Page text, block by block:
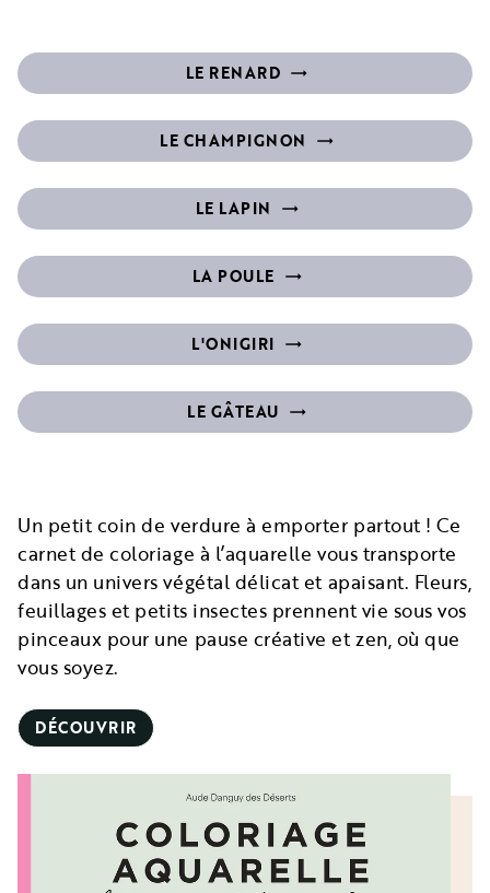
LE RENARD trending_flat_filled
LE CHAMPIGNON trending_flat_filled
LE LAPIN trending_flat_filled
LA POULE trending_flat_filled
L'ONIGIRI trending_flat_filled
LE GÂTEAU trending_flat_filled
Un petit coin de verdure à emporter partout ! Ce
carnet de coloriage à l’aquarelle vous transporte
dans un univers végétal délicat et apaisant. Fleurs,
feuillages et petits insectes prennent vie sous vos
pinceaux pour une pause créative et zen, où que
vous soyez.
DÉCOUVRIR